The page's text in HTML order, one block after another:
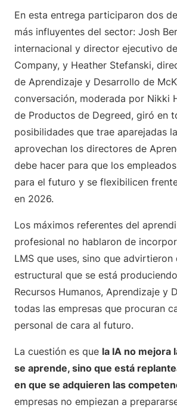
En esta entrega participaron dos
más influyentes del sector: Josh
internacional y director ejecutivo
Company, y Heather Stefanski,
de Aprendizaje y Desarrollo de
conversación, moderada por Nikki
de Productos de Degreed, giró en
posibilidades que trae aparejadas
aprovechan los directores de
debe hacer para que los
para el futuro y se flexibilicen
en 2026.
Los máximos referentes del
profesional no hablaron de
LMS que uses, sino que advirtieron
estructural que se está
Recursos Humanos, Aprendizaje y
todas las empresas que procuran
personal de cara al futuro.
La cuestión es que la IA no mejora
se aprende, sino que está
en que se adquieren las
empresas no empiezan a